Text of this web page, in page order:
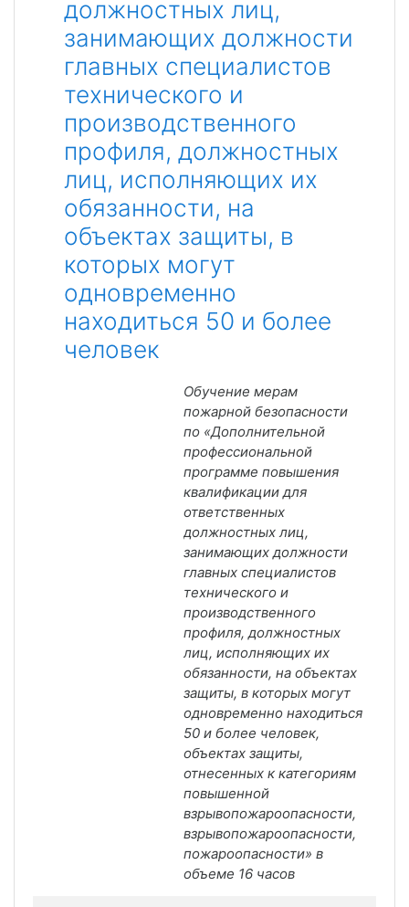
должностных лиц,
занимающих должности
главных специалистов
технического и
производственного
профиля, должностных
лиц, исполняющих их
обязанности, на
объектах защиты, в
которых могут
одновременно
находиться 50 и более
человек
Обучение мерам
пожарной безопасности
по «Дополнительной
профессиональной
программе повышения
квалификации для
ответственных
должностных лиц,
занимающих должности
главных специалистов
технического и
производственного
профиля, должностных
лиц, исполняющих их
обязанности, на объектах
защиты, в которых могут
одновременно находиться
50 и более человек,
объектах защиты,
отнесенных к категориям
повышенной
взрывопожароопасности,
взрывопожароопасности,
пожароопасности» в
объеме 16 часов